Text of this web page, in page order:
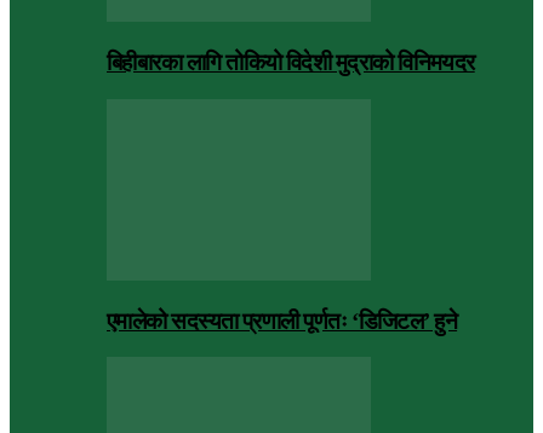
बिहीबारका लागि तोकियो विदेशी मुद्राको विनिमयदर
एमालेको सदस्यता प्रणाली पूर्णतः ‘डिजिटल’ हुने